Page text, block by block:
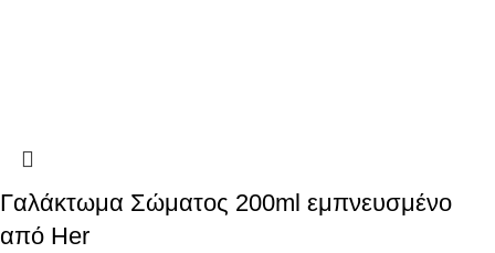
Γαλάκτωμα Σώματος 200ml εμπνευσμένο
από Her